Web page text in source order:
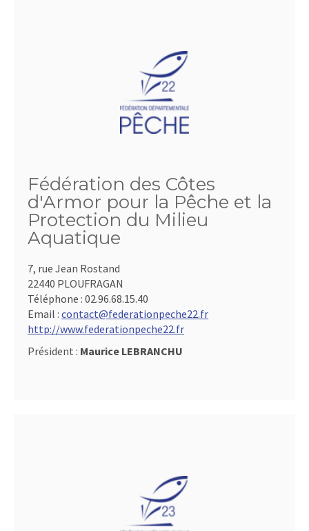
Fédération des Côtes
d'Armor pour la Pêche et la
Protection du Milieu
Aquatique
7, rue Jean Rostand
22440 PLOUFRAGAN
Téléphone : 02.96.68.15.40
Email : contact@federationpeche22.fr
http://www.federationpeche22.fr
Président : Maurice LEBRANCHU